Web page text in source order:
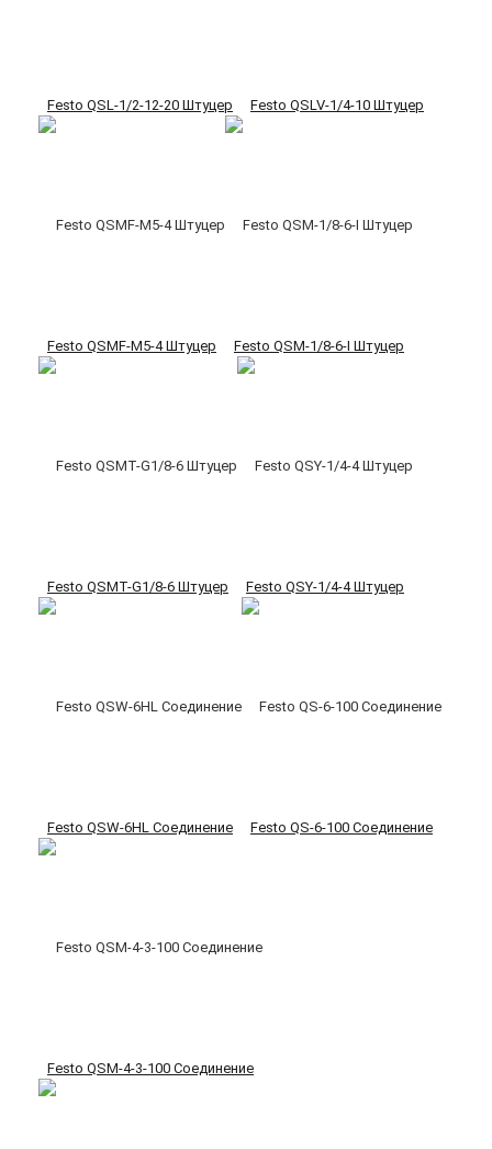
Festo QSL-1/2-12-20 Штуцер Festo QSLV-1/4-10 Штуцер
Festo QSMF-M5-4 Штуцер Festo QSM-1/8-6-I Штуцер
Festo QSMT-G1/8-6 Штуцер Festo QSY-1/4-4 Штуцер
Festo QSW-6HL Соединение Festo QS-6-100 Соединение
Festo QSM-4-3-100 Соединение